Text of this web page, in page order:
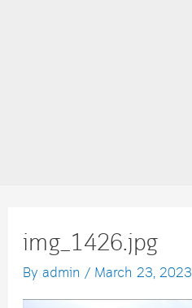
img_1426.jpg
By admin / March 23, 2023